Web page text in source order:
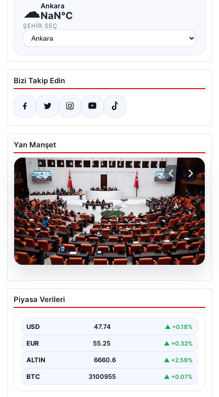
☁Ankara
NaN°C
ŞEHIR SEÇ
Bizi Takip Edin
Yan Manşet
09.08.2026
Terörsüz Türkiye Yasa Teklifi Yasama
Sürecinde Öne Çıkıyor
toplumsal bütünleşmeyi güçlendirmeyi amaçlayan yeni
yasa tasarısı…
Piyasa Verileri
USD 47.74 ▲ +0.18%
EUR 55.25 ▲ +0.32%
ALTIN 6660.6 ▲ +2.59%
BTC 3100955 ▲ +0.07%